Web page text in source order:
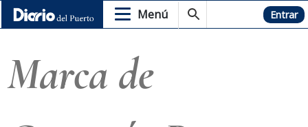
Menú Hemeroteca Entrar
Marca de